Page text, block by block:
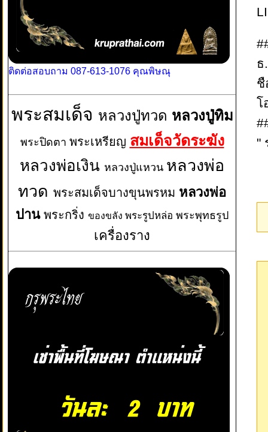
ติดต่อสอบถาม 087-613-1076 คุณพิษณุ
พระสมเด็จ หลวงปู่ทวด หลวงปู่ทิม
พระปิดตา พระเหรียญ สมเด็จวัดระฆัง
หลวงพ่อเงิน หลวงปู่แหวน หลวงพ่อ
ทวด พระสมเด็จบางขุนพรหม หลวงพ่อ
ปาน พระกริ่ง ของขลัง พระรูปหล่อ พระพุทธรูป
เครื่องราง
ธ
ชื
โ
"